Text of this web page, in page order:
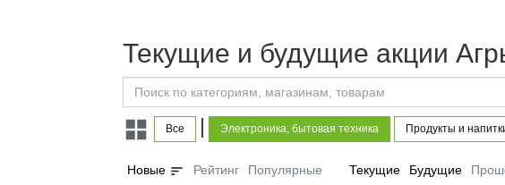
Текущие и будущие акции
Все | Электроника, бытовая техника Продукты и
Новые sort Рейтинг Популярные Текущие Будущие